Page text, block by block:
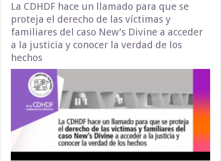
La CDHDF hace un llamado para que se
proteja el derecho de las víctimas y
familiares del caso New’s Divine a acceder
a la justicia y conocer la verdad de los
hechos